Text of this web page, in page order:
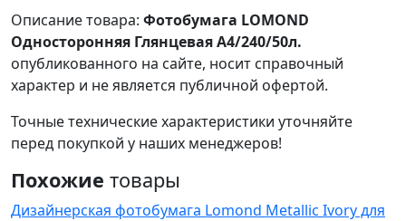
Описание товара: Фотобумага LOMOND
Односторонняя Глянцевая A4/240/50л.
опубликованного на сайте, носит справочный
характер и не является публичной офертой.
Точные технические характеристики уточняйте
перед покупкой у наших менеджеров!
Похожие товары
Дизайнерская фотобумага Lomond Metallic Ivory для